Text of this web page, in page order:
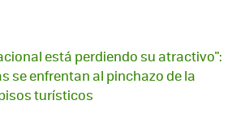
está perdiendo su atractivo":
se enfrentan al pinchazo de la
turísticos